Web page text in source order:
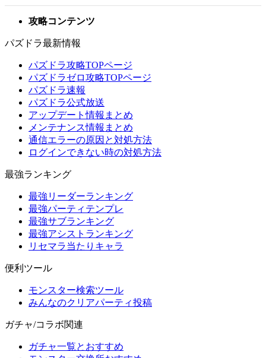
攻略コンテンツ
パズドラ最新情報
パズドラ攻略TOPページ
パズドラゼロ攻略TOPページ
パズドラ速報
パズドラ公式放送
アップデート情報まとめ
メンテナンス情報まとめ
通信エラーの原因と対処方法
ログインできない時の対処方法
最強ランキング
最強リーダーランキング
最強パーティテンプレ
最強サブランキング
最強アシストランキング
リセマラ当たりキャラ
便利ツール
モンスター検索ツール
みんなのクリアパーティ投稿
ガチャ/コラボ関連
ガチャ一覧とおすすめ